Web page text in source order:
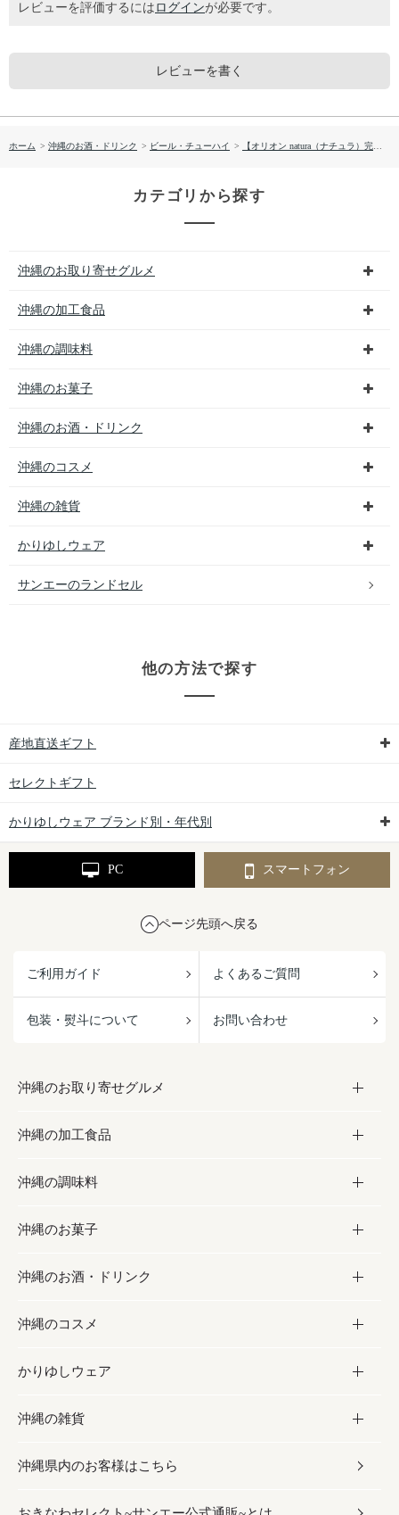
レビューを評価するには ログインが必要です。
レビューを書く
ホーム > 沖縄のお酒・ドリンク > ビール・チューハイ > 【オリオン natura（ナチュラ）完熟パイン 350ML 】
カテゴリから探す
沖縄のお取り寄せグルメ
沖縄の加工食品
沖縄の調味料
沖縄のお菓子
沖縄のお酒・ドリンク
沖縄のコスメ
沖縄の雑貨
かりゆしウェア
サンエーのランドセル
他の方法で探す
産地直送ギフト
セレクトギフト
かりゆしウェア ブランド別・年代別
PC スマートフォン
ページ先頭へ戻る
ご利用ガイド よくあるご質問
包装・熨斗について お問い合わせ
沖縄のお取り寄せグルメ
お取り寄せグルメ
フルーツ・野菜
お肉
海産物
沖縄の加工食品
加工食品
缶詰／パウチ
沖縄料理
沖縄そば／乾麺
レトルト食品
乾物／粉類
沖縄の調味料
調味料
砂糖／黒砂糖
塩
お酢／ドレッシング
しょうゆ
みそ
沖縄のお菓子
お菓子
黒糖
ちんすこう
伝統菓子
スナック
沖縄のお酒・ドリンク
お酒・ドリンク
泡盛
ビール・チューハイ
ワイン・ウィスキー・カクテル
沖縄のコスメ
コスメ
スキンケア
ボディケア
かりゆしウェア
かりゆしウェア
メンズ
沖縄の雑貨
雑貨
沖縄県内のお客様はこちら